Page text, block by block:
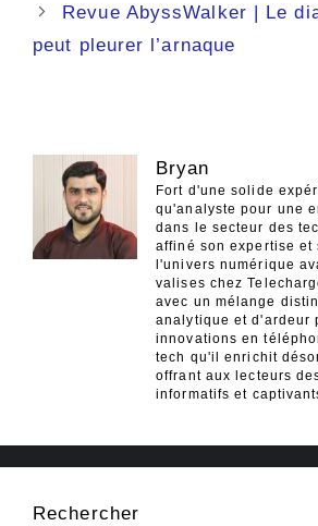
Revue AbyssWalker | Le
peut pleurer l’arnaque
Bryan
Fort d'une solide
qu'analyste pour une
dans le secteur des
affiné son expertise et
l'univers numérique
valises chez
avec un mélange
analytique et d'ardeur
innovations en
tech qu'il enrichit
offrant aux lecteurs
informatifs et
Rechercher